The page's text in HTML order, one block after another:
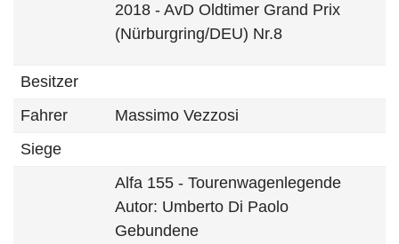
2018 - AvD Oldtimer Grand Prix
(Nürburgring/DEU) Nr.8
Besitzer
Fahrer
Massimo Vezzosi
Siege
Alfa 155 - Tourenwagenlegende
Autor: Umberto Di Paolo
Gebundene